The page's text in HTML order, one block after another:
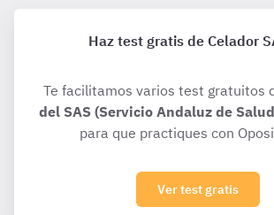
Haz test gratis de Celador
Te facilitamos varios test gratuitos
del SAS (Servicio Andaluz de
para que practiques con
Ver test gratis